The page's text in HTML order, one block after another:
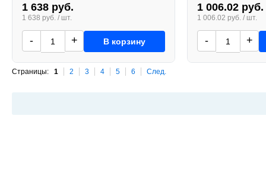
1 638 руб.
1 638 руб. / шт.
- + В корзину
1 006.02 руб.
1 006.02 руб. / шт.
- +
Страницы: 1 2 3 4 5 6 След.